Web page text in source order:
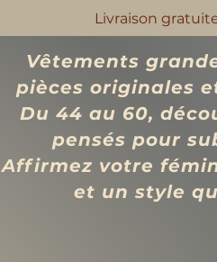
Vêtements
pièces originales
Du 44 au 60,
pensés pour
Affirmez votre
et un style
Livraison